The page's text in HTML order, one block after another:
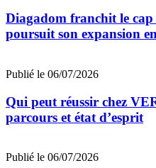
Diagadom franchit le
poursuit son expansion
Publié le 06/07/2026
Qui peut réussir chez
parcours et état d’esprit
Publié le 06/07/2026